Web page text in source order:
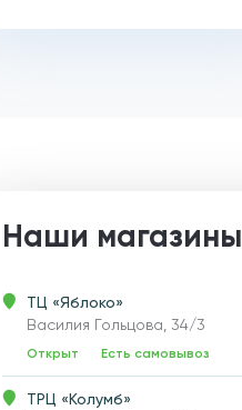
Наши магазины
ТЦ «Яблоко»
Василия Гольцова, 34/3
Открыт Есть самовывоз
ТРЦ «Колумб»